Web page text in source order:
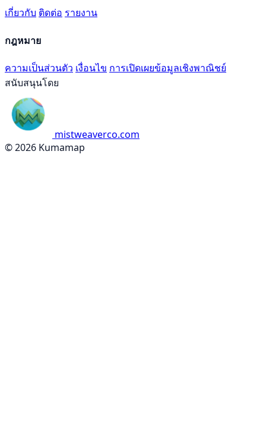
เกี่ยวกับ ติดต่อ รายงาน
กฎหมาย
ความเป็นส่วนตัว เงื่อนไข การเปิดเผยข้อมูลเชิงพาณิชย์
สนับสนุนโดย
mistweaverco.com
© 2026 Kumamap